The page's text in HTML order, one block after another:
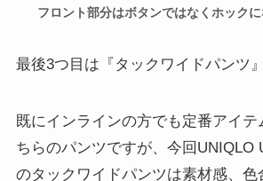
フロント部分はボタンではなくホックに
最後3つ目は『タックワイドパンツ』
既にインラインの方でも定番アイテ
ちらのパンツですが、今回UNIQLO
のタックワイドパンツは素材感、色